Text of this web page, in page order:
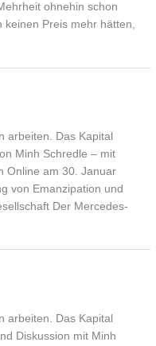
ohnehin schon
keinen Preis mehr hätten,
arbeiten. Das Kapital
Minh Schredle – mit
Online am 30. Januar
von Emanzipation und
Der Mercedes-
arbeiten. Das Kapital
Diskussion mit Minh